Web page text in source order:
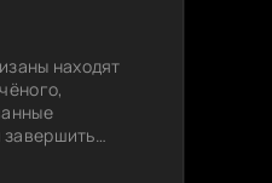
находят